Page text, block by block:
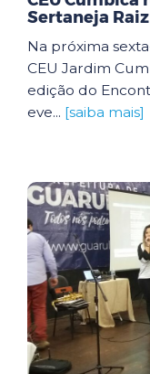
Sertaneja Raiz
Na próxima
CEU Jardim
edição do
eve... [saiba mais]